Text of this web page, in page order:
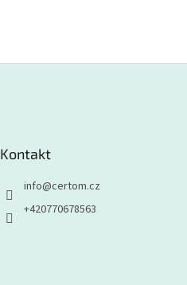
Kontakt
info@certom.cz
+420770678563